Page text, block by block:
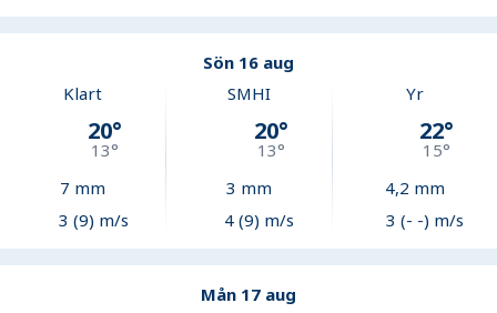
Sön 16 aug
Klart
20°
13°
7 mm
3 (9) m/s
SMHI
20°
13°
3 mm
4 (9) m/s
Yr
22°
15°
4,2 mm
3 (- -) m/s
Mån 17 aug